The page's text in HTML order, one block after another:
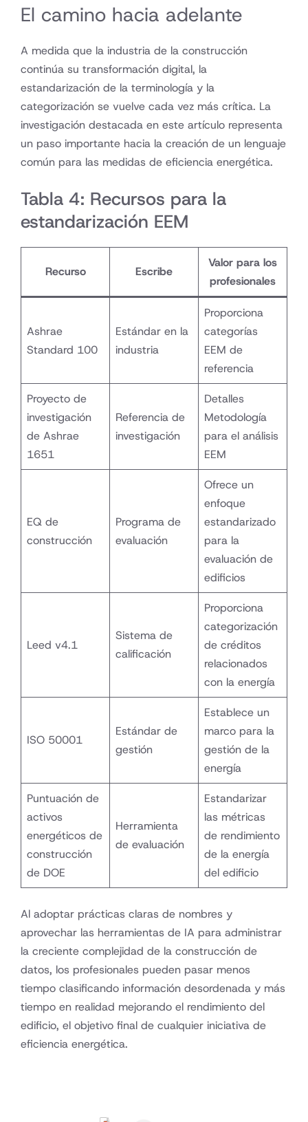
El camino hacia adelante
A medida que la industria de la construcción
continúa su transformación digital, la
estandarización de la terminología y la
categorización se vuelve cada vez más crítica. La
investigación destacada en este artículo representa
un paso importante hacia la creación de un lenguaje
común para las medidas de eficiencia energética.
Tabla 4: Recursos para la
estandarización EEM
Recurso Escribe
Valor para los
profesionales
Ashrae
Standard 100
Estándar en la
industria
Proporciona
categorías
EEM de
referencia
Proyecto de
investigación
de Ashrae
1651
Referencia de
investigación
Detalles
Metodología
para el análisis
EEM
EQ de
construcción
Programa de
evaluación
Ofrece un
enfoque
estandarizado
para la
evaluación de
edificios
Leed v4.1
Sistema de
calificación
Proporciona
categorización
de créditos
relacionados
con la energía
ISO 50001
Estándar de
gestión
Establece un
marco para la
gestión de la
energía
Puntuación de
activos
energéticos de
construcción
de DOE
Herramienta
de evaluación
Estandarizar
las métricas
de rendimiento
de la energía
del edificio
Al adoptar prácticas claras de nombres y
aprovechar las herramientas de IA para administrar
la creciente complejidad de la construcción de
datos, los profesionales pueden pasar menos
tiempo clasificando información desordenada y más
tiempo en realidad mejorando el rendimiento del
edificio, el objetivo final de cualquier iniciativa de
eficiencia energética.